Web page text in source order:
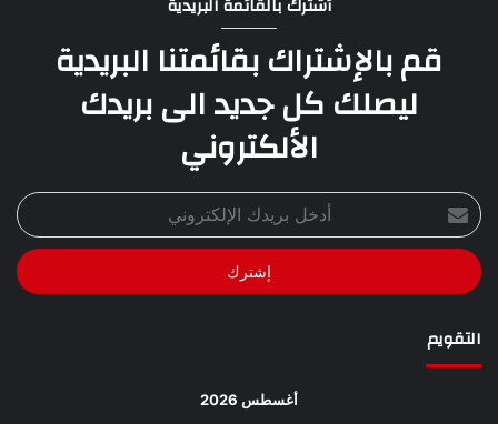
أشترك بالقائمة البريدية
قم بالإشتراك بقائمتنا البريدية
ليصلك كل جديد الى بريدك
الألكتروني
أدخل
بريدك
الإلكتروني
التقويم
أغسطس 2026